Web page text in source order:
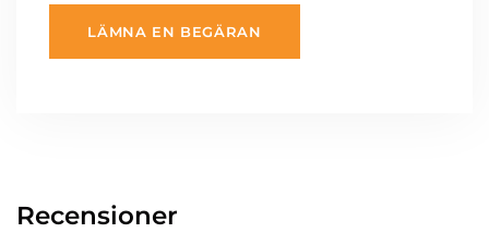
LÄMNA EN BEGÄRAN
Recensioner